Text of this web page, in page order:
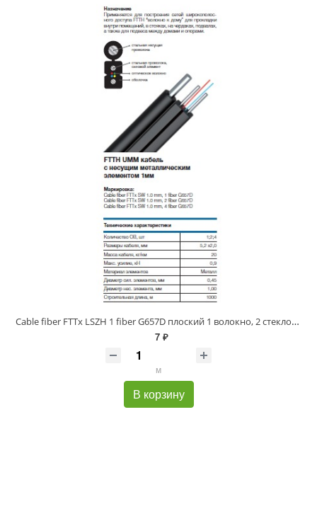
Cable fiber FTTx LSZH 1 fiber G657D плоский 1 волокно, 2 стеклопрутка
7 ₽
м
В корзину